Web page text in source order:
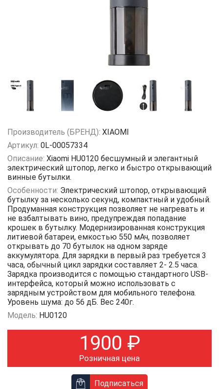
Производитель (БРЕНД): XIAOMI
Артикул: 0L-00057334
Описание: Xiaomi HU0120 бесшумный и элегантный
электрический штопор, легко и быстро открывающий
винные бутылки.
Особенности: Электрический штопор, открывающий
бутылку за несколько секунд, компактный и удобный.
Продуманная конструкция позволяет не нагревать и
не взбалтывать вино, предупреждая попадание
крошек в бутылку. Модернизированная конструкция
литиевой батареи, емкостью 550 мАч, позволяет
открывать до 70 бутылок на одном заряде
аккумулятора. Для зарядки в первый раз требуется 3
часа, обычный цикл зарядки составляет 2- 2.5 часа.
Зарядка производится с помощью стандартного USB-
интерфейса, который можно использовать с
зарядным устройством для мобильного телефона.
Уровень шума: до 56 дБ. Вес 240г.
Модель: HU0120
1900 ₽
Розничная цена
Подписаться